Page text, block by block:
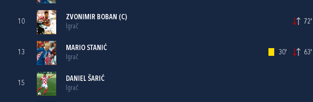
10
ZVONIMIR BOBAN (C)
Igrač
72'
13
MARIO STANIĆ
Igrač
30' 63'
15
DANIEL ŠARIĆ
Igrač